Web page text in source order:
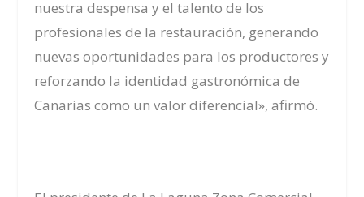
nuestra despensa y el talento de los
profesionales de la restauración, generando
nuevas oportunidades para los productores y
reforzando la identidad gastronómica de
Canarias como un valor diferencial», afirmó.